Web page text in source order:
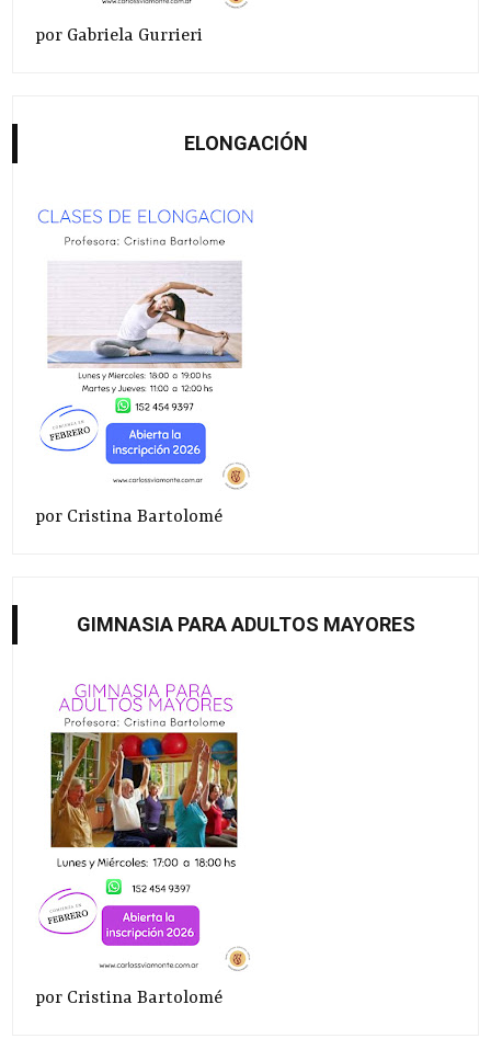
por Gabriela Gurrieri
ELONGACIÓN
por Cristina Bartolomé
GIMNASIA PARA ADULTOS MAYORES
por Cristina Bartolomé